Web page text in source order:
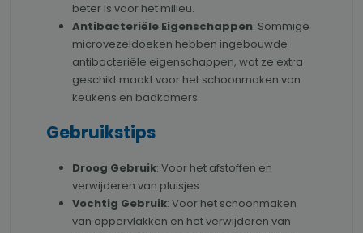
beter is voor het milieu.
Antibacteriële Eigenschappen: Sommige
microvezeldoeken hebben ingebouwde
antibacteriële eigenschappen, wat ze extra
geschikt maakt voor het schoonmaken van
keukens en badkamers.
Gebruikstips
Droog Gebruik: Voor het afstoffen en
verwijderen van pluisjes.
Vochtig Gebruik: Voor het schoonmaken
van oppervlakken en het verwijderen van